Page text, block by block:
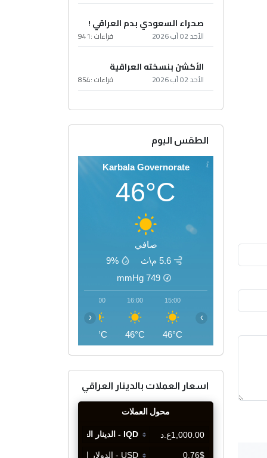
صحراء السعودي بدم العراقي !
الأحد 02 آب 2026 قراءات :941
الأكشن بنسخته العراقية
الأحد 02 آب 2026 قراءات :854
الطقس اليوم
Karbala Governorate
46°C
صافي
5.6 م\ث
9%
749
mmHg
15:00
46°C
16:00
46°C
17:00
45°C
‹ ›
اسعار العملات بالدينار العراقي